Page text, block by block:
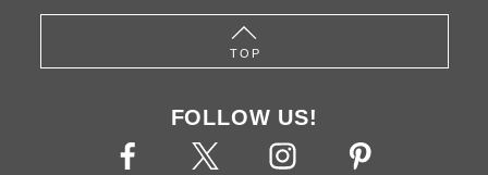
TOP
FOLLOW US!